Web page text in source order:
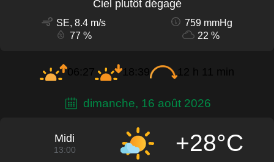
Ciel plutôt dégagé
SE, 8.4 m/s
759 mmHg
77 %
22 %
06:27 18:39 12 h 11 min
dimanche, 16 août 2026
Midi
13:00 +28°C